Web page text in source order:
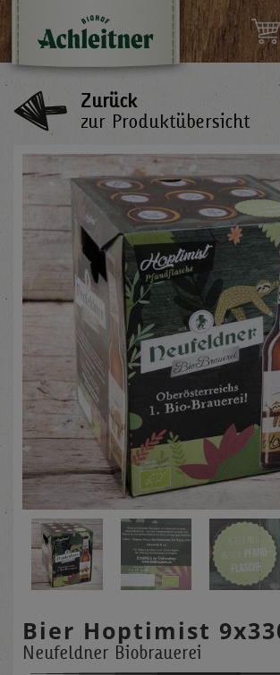
Zurück
zur Produktübersicht
Bier Hoptimist
Neufeldner Biobrauerei